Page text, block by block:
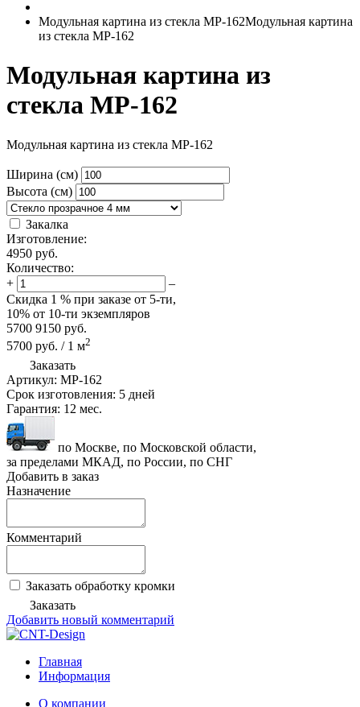
Модульная картина из стекла MP-162Модульная картина
из стекла MP-162
Модульная картина из
стекла MP-162
Модульная картина из стекла MP-162
Ширина (см)
Высота (см)
Закалка
Изготовление:
4950 руб.
Количество:
+
–
Скидка 1 % при заказе от 5-ти,
10% от 10-ти экземпляров
5700 9150 руб.
5700 руб. / 1 м2
Заказать
Артикул: MP-162
Срок изготовления: 5 дней
Гарантия: 12 мес.
по Москве, по Московской области,
за пределами МКАД, по России, по СНГ
Добавить в заказ
Назначение
Комментарий
Заказать обработку кромки
Заказать
Добавить новый комментарий
Главная
Информация
О компании